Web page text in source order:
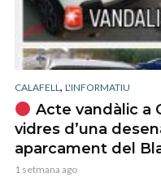
CALAFELL, L'INFORMATIU
Acte vandàlic a
vidres d’una
aparcament del
1 setmana ago